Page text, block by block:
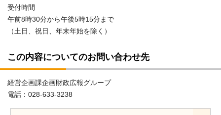
受付時間
午前8時30分から午後5時15分まで
（土日、祝日、年末年始を除く）
この内容についてのお問い合わせ先
経営企画課企画財政広報グループ
電話：028-633-3238